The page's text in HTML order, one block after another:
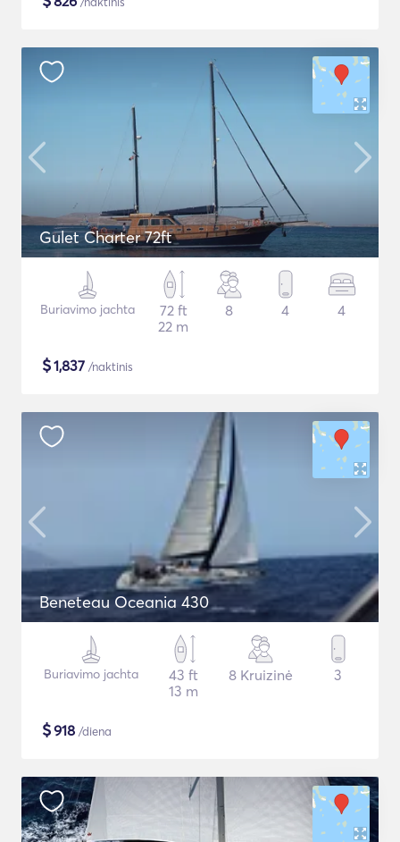
Gulet Charter 72ft
Buriavimo jachta
72 ft
22 m
8 4 4
$1,837 /naktinis
Beneteau Oceania 430
Buriavimo jachta
43 ft
13 m
8 Kruizinė 3
$918 /diena